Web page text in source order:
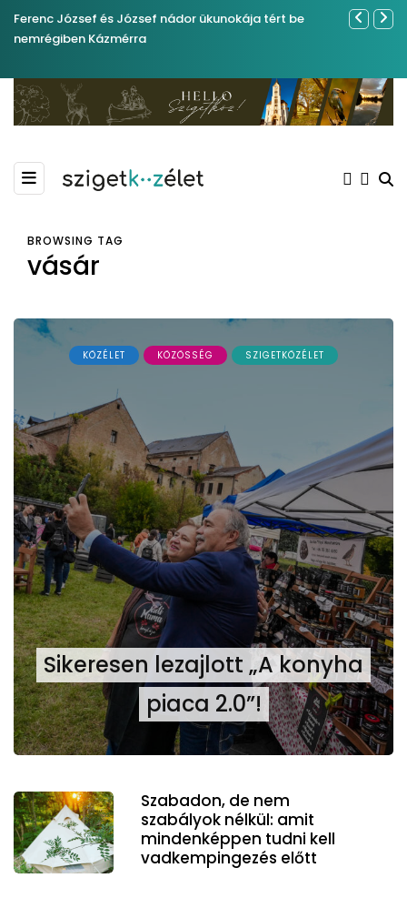
Ferenc József és József nádor ükunokája tért be
nemrégiben Kázmérra
Év
BROWSING TAG
vásár
KÖZÉLET KÖZÖSSÉG SZIGETKÖZÉLET
Sikeresen lezajlott „A konyha
piaca 2.0”!
Szabadon, de nem
szabályok nélkül: amit
mindenképpen tudni kell
vadkempingezés előtt